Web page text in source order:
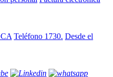
Teléfono 1730. Desde el